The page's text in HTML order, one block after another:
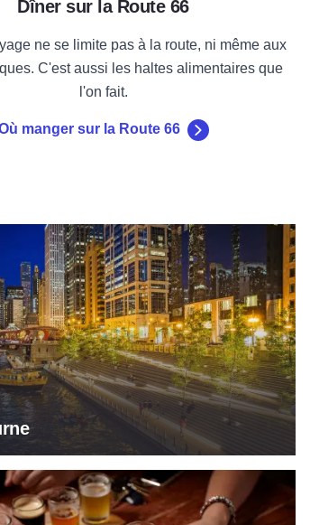
Dîner sur la Route 66
ne se limite pas à la route, ni même aux
C'est aussi les haltes alimentaires que
l'on fait.
manger sur la Route 66